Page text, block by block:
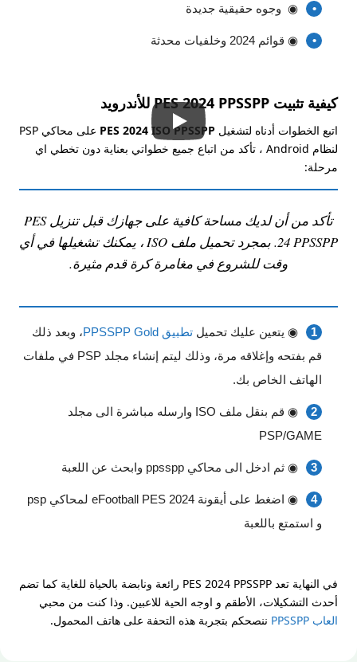
◉ وجوه حقيقية جديدة
◉ قوائم 2024 وخلفيات محدثة
كيفية تثبيت PES 2024 PPSSPP للأندرويد
اتبع الخطوات أدناه لتشغيل PES 2024 ISO PPSSPP
على محاكي PSP
لنظام Android ، تأكد من اتباع جميع خطواتي بعناية دون تخطي اي
مرحلة:
تأكد من أن لديك مساحة كافية على جهازك قبل تنزيل PES
24 PPSSPP. بمجرد تحميل ملف ISO ، يمكنك تشغيلها في أي
وقت للشروع في مغامرة كرة قدم مثيرة.
◉ يتعين عليك تحميل تطبيق PPSSPP Gold
، وبعد ذلك
قم بفتحه وإغلاقه مرة، وذلك ليتم إنشاء مجلد PSP في ملفات
الهاتف الخاص بك.
◉ قم بنقل ملف ISO وارسله مباشرة الى مجلد
PSP/GAME
◉ ثم ادخل الى محاكي ppsspp وابحث عن اللعبة
◉ اضغط على أيقونة eFootball PES 2024 لمحاكي psp
و استمتع باللعبة
في النهاية تعد PES 2024 PPSSPP رائعة ونابضة بالحياة للغاية كما تضم
أحدث التشكيلات، الأطقم و اوجه الحية للاعبين. وذا كنت من محبي
العاب PPSSPP
ننصحكم بتجربة هذه التحفة على هاتف المحمول.